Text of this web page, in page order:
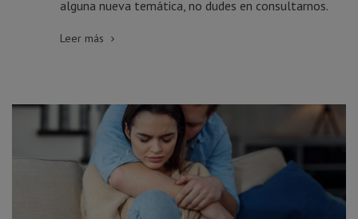
alguna nueva temática, no dudes en consultarnos.
Leer más